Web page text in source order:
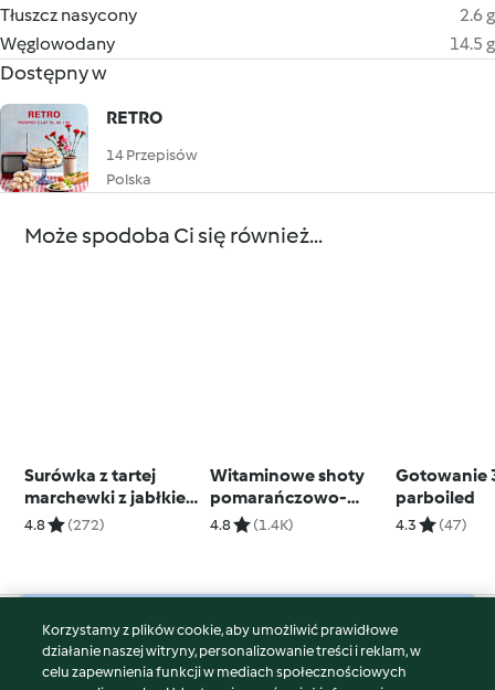
Tłuszcz nasycony
2.6 g
Węglowodany
14.5 g
Dostępny w
RETRO
14 Przepisów
Polska
Może spodoba Ci się również...
Surówka z tartej
marchewki z jabłkiem
(TM6, TM7)
4.8 (272)
Witaminowe shoty
pomarańczowo-
imbirowe
4.8 (1.4K)
Gotowanie
parboiled
4.3 (47)
© Copyright 2026
Warunki korzystania
Korzystamy z plików cookie, aby umożliwić prawidłowe
działanie naszej witryny, personalizowanie treści i reklam, w
celu zapewnienia funkcji w mediach społecznościowych